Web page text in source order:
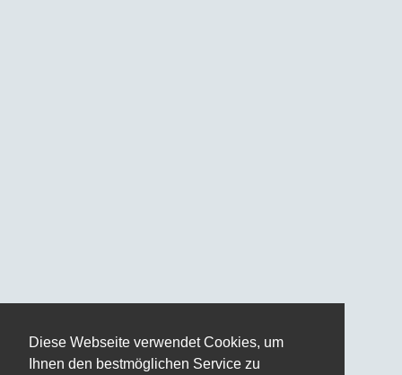
Diese Webseite verwendet Cookies, um
Ihnen den bestmöglichen Service zu